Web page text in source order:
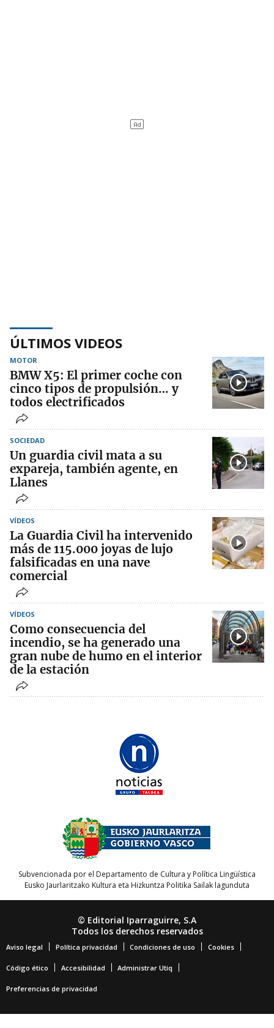
ÚLTIMOS VIDEOS
MOTOR
BMW X5: El primer coche con
cinco tipos de propulsión… y
todos electrificados
SOCIEDAD
Un guardia civil mata a su
expareja, también agente, en
Llanes
VÍDEOS
La Guardia Civil ha intervenido
más de 115.000 joyas de lujo
falsificadas en una nave
comercial
VÍDEOS
Como consecuencia del
incendio, se ha generado una
gran nube de humo en el interior
de la estación
Subvencionada por el Departamento de Cultura y Política Lingüística
Eusko Jaurlaritzako Kultura eta Hizkuntza Politika Sailak lagunduta
© Editorial Iparraguirre, S.A
Todos los derechos reservados
Aviso legal Política privacidad Condiciones de uso Cookies
Código ético Accesibilidad Administrar Utiq
Preferencias de privacidad